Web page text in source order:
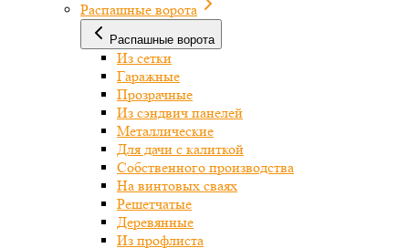
Распашные ворота
Распашные ворота
Из сетки
Гаражные
Прозрачные
Из сэндвич панелей
Металлические
Для дачи с калиткой
Собственного производства
На винтовых сваях
Решетчатые
Деревянные
Из профлиста